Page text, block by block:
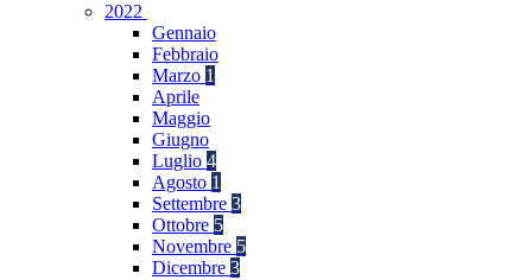
2022
Gennaio
Febbraio
Marzo 1
Aprile
Maggio
Giugno
Luglio 4
Agosto 1
Settembre 3
Ottobre 5
Novembre 5
Dicembre 3